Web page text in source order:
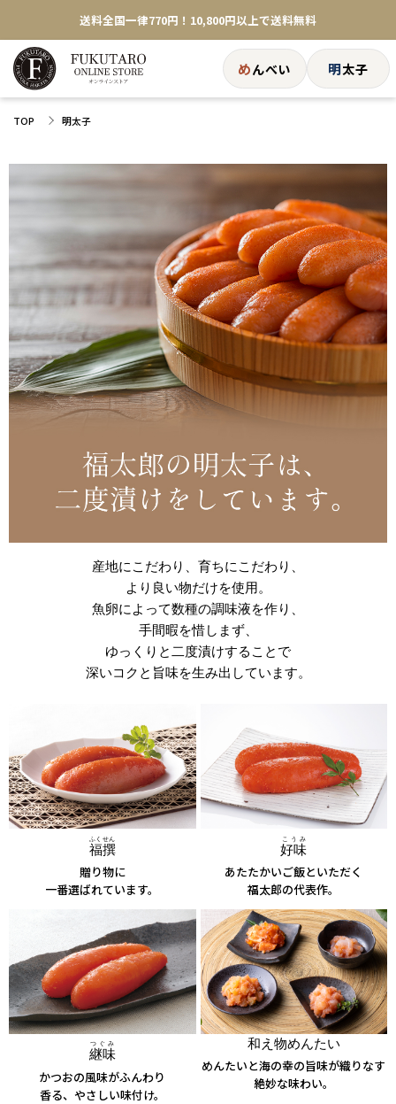
送料全国一律770円！10,800円以上で送料無料
めんべい 明太子
TOP 明太子
産地にこだわり、育ちにこだわり、
より良い物だけを使用。
魚卵によって数種の調味液を作り、
手間暇を惜しまず、
ゆっくりと二度漬けすることで
深いコクと旨味を生み出しています。
福撰
ふくせん
贈り物に
一番選ばれています。
好味
こうみ
あたたかいご飯といただく
福太郎の代表作。
継味
つぐみ
かつおの風味がふんわり
香る、やさしい味付け。
和え物めんたい
めんたいと海の幸の旨味が織りなす
絶妙な味わい。